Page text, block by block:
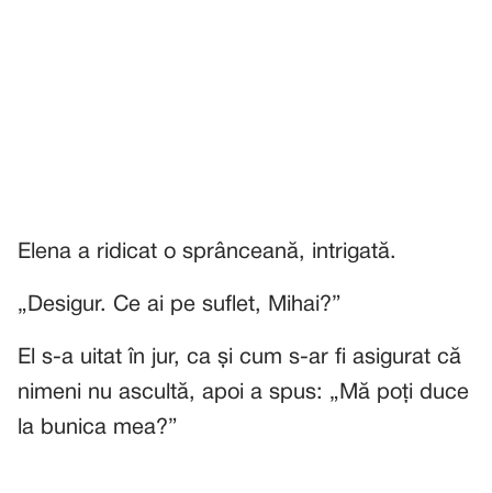
Elena a ridicat o sprânceană, intrigată.
„Desigur. Ce ai pe suflet, Mihai?”
El s-a uitat în jur, ca și cum s-ar fi asigurat că
nimeni nu ascultă, apoi a spus: „Mă poți duce
la bunica mea?”